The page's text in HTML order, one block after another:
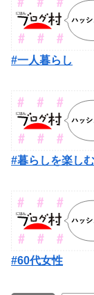
#一人暮らし
#暮らしを楽しむ
#60代女性